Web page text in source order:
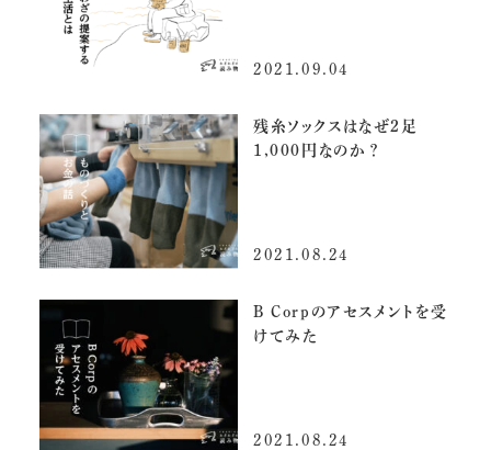
2021.09.04
残糸ソックスはなぜ2足
1,000円なのか？
2021.08.24
B Corpのアセスメントを受
けてみた
2021.08.24